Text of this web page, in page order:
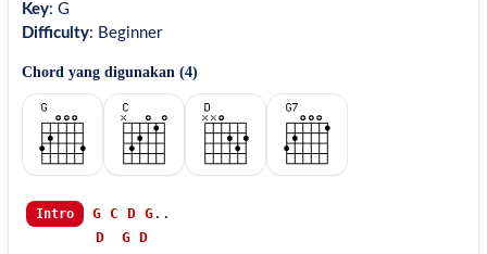
Key: G
Difficulty: Beginner
Chord yang digunakan (4)
Intro G C D G..
D
G D